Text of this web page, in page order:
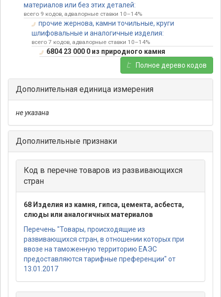
материалов или без этих деталей:
всего 9 кодов, адвалорные ставки 10–14%
прочие жернова, камни точильные, круги
шлифовальные и аналогичные изделия:
всего 7 кодов, адвалорные ставки 10–14%
6804 23 000 0 из природного камня
Полное дерево кодов
Дополнительная единица измерения
не указана
Дополнительные признаки
Код в перечне товаров из развивающихся
стран
68 Изделия из камня, гипса, цемента, асбеста,
слюды или аналогичных материалов
Перечень "Товары, происходящие из
развивающихся стран, в отношении которых при
ввозе на таможенную территорию ЕАЭС
предоставляются тарифные преференции" от
13.01.2017